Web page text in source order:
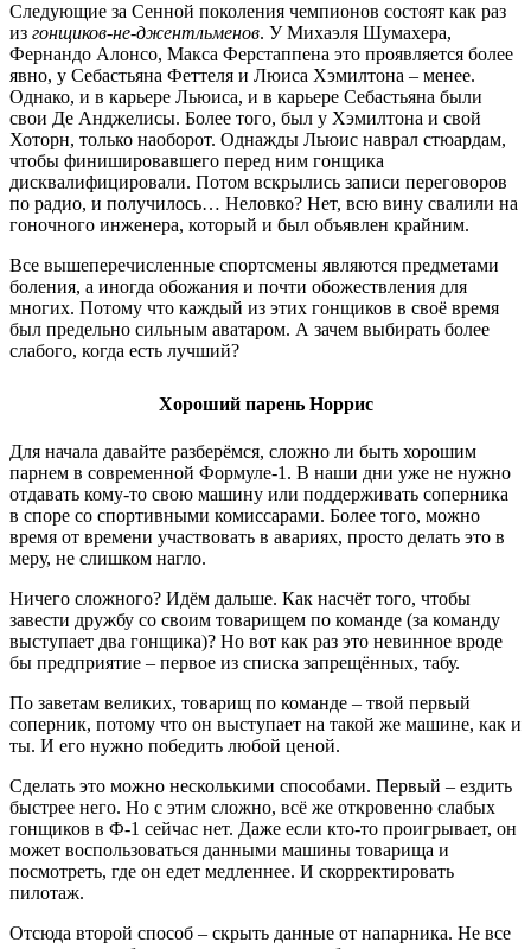
Следующие за Сенной поколения чемпионов состоят как раз
из гонщиков-не-джентльменов. У Михаэля Шумахера,
Фернандо Алонсо, Макса Ферстаппена это проявляется более
явно, у Себастьяна Феттеля и Люиса Хэмилтона – менее.
Однако, и в карьере Льюиса, и в карьере Себастьяна были
свои Де Анджелисы. Более того, был у Хэмилтона и свой
Хоторн, только наоборот. Однажды Льюис наврал стюардам,
чтобы финишировавшего перед ним гонщика
дисквалифицировали. Потом вскрылись записи переговоров
по радио, и получилось… Неловко? Нет, всю вину свалили на
гоночного инженера, который и был объявлен крайним.
Все вышеперечисленные спортсмены являются предметами
боления, а иногда обожания и почти обожествления для
многих. Потому что каждый из этих гонщиков в своё время
был предельно сильным аватаром. А зачем выбирать более
слабого, когда есть лучший?
Хороший парень Норрис
Для начала давайте разберёмся, сложно ли быть хорошим
парнем в современной Формуле-1. В наши дни уже не нужно
отдавать кому-то свою машину или поддерживать соперника
в споре со спортивными комиссарами. Более того, можно
время от времени участвовать в авариях, просто делать это в
меру, не слишком нагло.
Ничего сложного? Идём дальше. Как насчёт того, чтобы
завести дружбу со своим товарищем по команде (за команду
выступает два гонщика)? Но вот как раз это невинное вроде
бы предприятие – первое из списка запрещённых, табу.
По заветам великих, товарищ по команде – твой первый
соперник, потому что он выступает на такой же машине, как и
ты. И его нужно победить любой ценой.
Сделать это можно несколькими способами. Первый – ездить
быстрее него. Но с этим сложно, всё же откровенно слабых
гонщиков в Ф-1 сейчас нет. Даже если кто-то проигрывает, он
может воспользоваться данными машины товарища и
посмотреть, где он едет медленнее. И скорректировать
пилотаж.
Отсюда второй способ – скрыть данные от напарника. Не все